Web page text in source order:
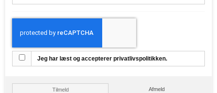
Jeg har læst og accepterer privatlivspolitikken.
Tilmeld Afmeld